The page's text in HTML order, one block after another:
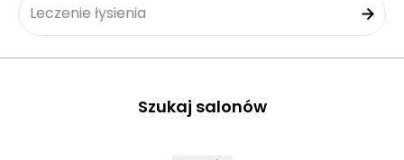
Leczenie łysienia
Szukaj salonów